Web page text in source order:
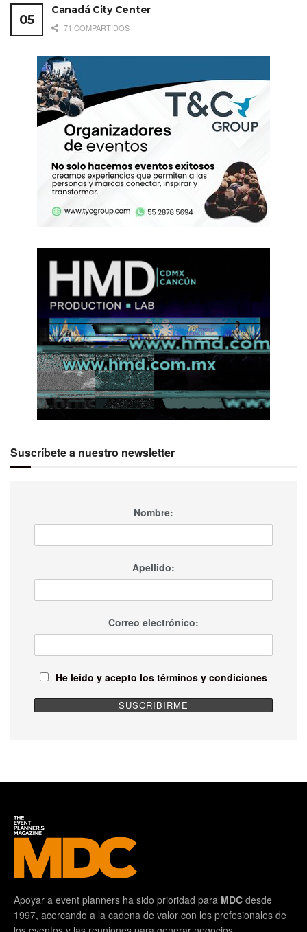
Canadá City Center
71 COMPARTIDOS
Suscríbete a nuestro newsletter
Nombre:
Apellido:
Correo electrónico:
He leído y acepto los términos y condiciones
Apoyar a event planners ha sido prioridad para MDC desde
1997, acercando a la cadena de valor con los profesionales de